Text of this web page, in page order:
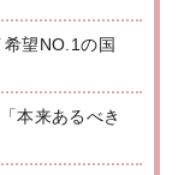
望NO.1の国
本来あるべき